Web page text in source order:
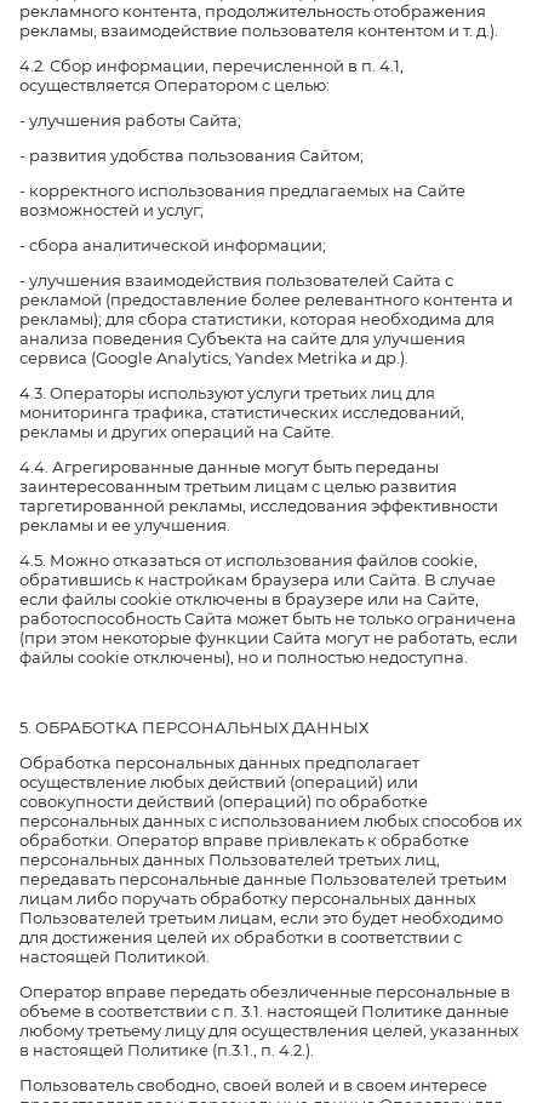
рекламного контента, продолжительность отображения
рекламы, взаимодействие пользователя контентом и т. д.).
4.2. Сбор информации, перечисленной в п. 4.1,
осуществляется Оператором с целью:
- улучшения работы Сайта;
- развития удобства пользования Сайтом;
- корректного использования предлагаемых на Сайте
возможностей и услуг;
- сбора аналитической информации;
- улучшения взаимодействия пользователей Сайта с
рекламой (предоставление более релевантного контента и
рекламы); для сбора статистики, которая необходима для
анализа поведения Субъекта на сайте для улучшения
сервиса (Google Analytics, Yandex Metrika и др.).
4.3. Операторы используют услуги третьих лиц для
мониторинга трафика, статистических исследований,
рекламы и других операций на Сайте.
4.4. Агрегированные данные могут быть переданы
заинтересованным третьим лицам с целью развития
таргетированной рекламы, исследования эффективности
рекламы и ее улучшения.
4.5. Можно отказаться от использования файлов cookie,
обратившись к настройкам браузера или Сайта. В случае
если файлы cookie отключены в браузере или на Сайте,
работоспособность Сайта может быть не только ограничена
(при этом некоторые функции Сайта могут не работать, если
файлы cookie отключены), но и полностью недоступна.
5. ОБРАБОТКА ПЕРСОНАЛЬНЫХ ДАННЫХ
Обработка персональных данных предполагает
осуществление любых действий (операций) или
совокупности действий (операций) по обработке
персональных данных с использованием любых способов их
обработки. Оператор вправе привлекать к обработке
персональных данных Пользователей третьих лиц,
передавать персональные данные Пользователей третьим
лицам либо поручать обработку персональных данных
Пользователей третьим лицам, если это будет необходимо
для достижения целей их обработки в соответствии с
настоящей Политикой.
Оператор вправе передать обезличенные персональные в
объеме в соответствии с п. 3.1. настоящей Политике данные
любому третьему лицу для осуществления целей, указанных
в настоящей Политике (п.3.1., п. 4.2.).
Пользователь свободно, своей волей и в своем интересе